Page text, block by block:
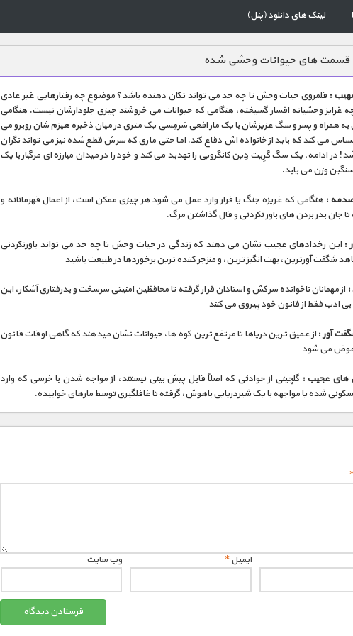
لینک های دانلود (پنل)
قسمت های حیوانات وحشی شده
: قلمروی حیات وحش تا چه حد می تواند تکان دهنده باشد؟ موضوع چه رفتارهایی غیر عادی
غرایز وحشیانه افسار گسیخته، هنگامی که حیوانات می خروشند چیزی جلودارشان نیست. هنگامی
به همراه و پسر و سگ عزیزشان با یک مار افعی سَرمِسی یک متری در میان ذخیره هیزم شان روبرو می
می کند که باید از خانواده اش دفاع کند. اما حتی ماری که سرش قطع شده نیز می تواند نگران
در ادامه، یک سگ گرِیت دِین کانگرویی را تهدید می کند و خود را در میدان مبارزه ای مرگبار با یک
وزن می یابد.
: هنگامی که غریزه جنگ یا فرار وارد عمل می شود هر چیزی ممکن است، از اعمال قهرمانانه و
تا جان بدر بردن های باور نکردنی و قال گذاشتن مرگ.
: این رخدادهای عجیب نشان می دهند که زندگی در حیات وحش تا چه حد می تواند باورنکردنی
شگفت آورترین، بهت انگیز ترین، و منزجر کننده ترین برخوردها در طبیعت باشید
: از مهمانان ناخوانده سرکش و استادان فرار گرفته تا محافظین امنیتی سرسخت و بدرفتاری آشکار، این
بی ادب فقط از قانون خود پیروی می کنند
آور : از عمیق ترین دریاها تا مرتفع ترین کوه ها، حیوانات نشان میدهند که گاهی اوقات قانون
می شود
های عجیب : گلچینی از حوادثی که اصلاً قابل پیش بینی نیستند، از مواجه شدن با خرسی که وارد
شده یا مواجهه با یک شیردریایی باهوش، گرفته تا غافلگیری توسط مارهای خوابیده.
ایمیل* وب‌ سایت